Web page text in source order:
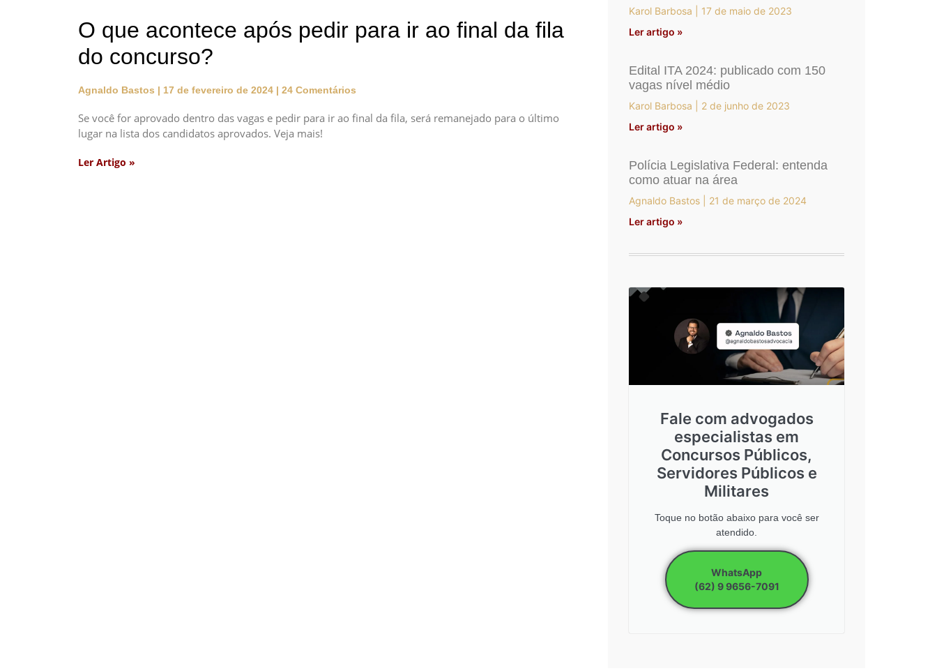
O que acontece após pedir para ir ao final da fila
do concurso?
Agnaldo Bastos 17 de fevereiro de 2024 24 Comentários
Se você for aprovado dentro das vagas e pedir para ir ao final da fila, será remanejado para o último
lugar na lista dos candidatos aprovados. Veja mais!
Ler Artigo »
Karol Barbosa
17 de maio de 2023
Ler artigo »
Edital ITA 2024: publicado com 150
vagas nível médio
Karol Barbosa
2 de junho de 2023
Ler artigo »
Polícia Legislativa Federal: entenda
como atuar na área
Agnaldo Bastos
21 de março de 2024
Ler artigo »
Fale com advogados
especialistas em
Concursos Públicos,
Servidores Públicos e
Militares
Toque no botão abaixo para você ser
atendido.
WhatsApp
(62) 9 9656-7091